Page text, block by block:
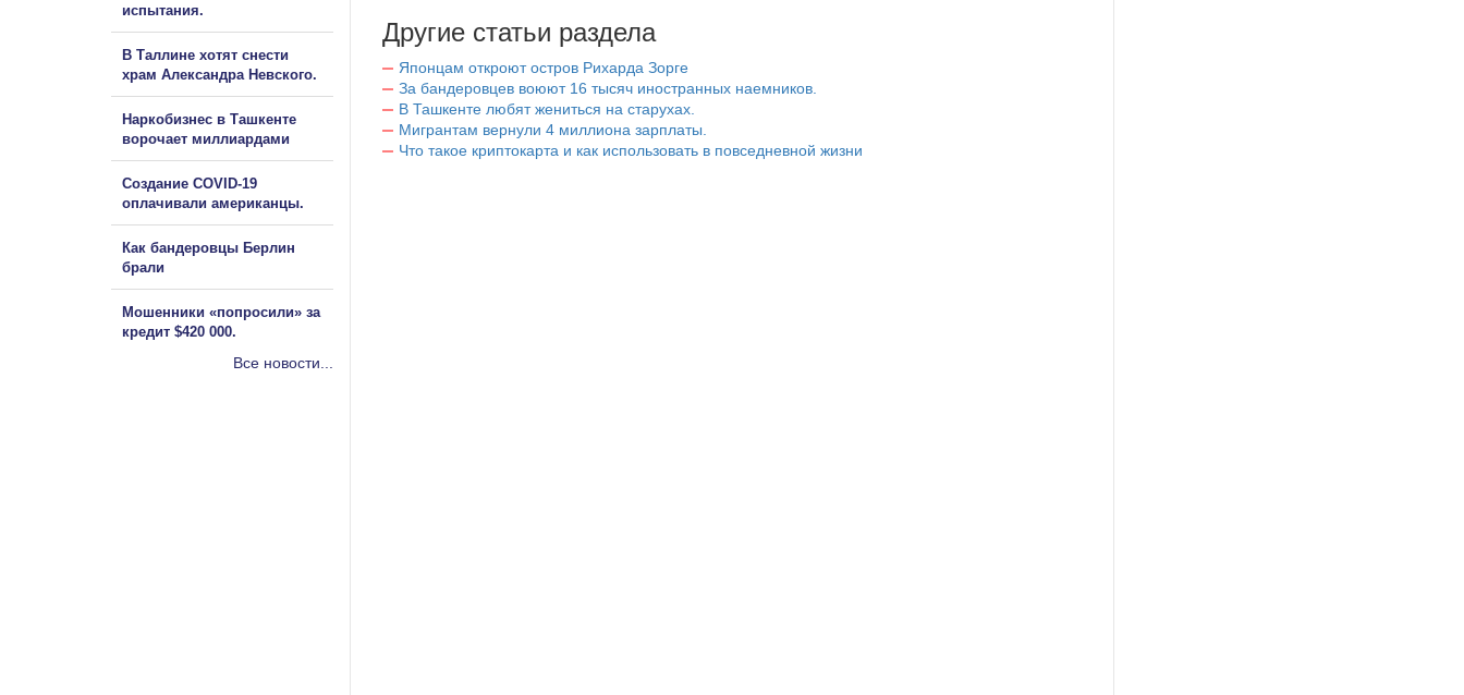
Другие статьи раздела
Японцам откроют остров Рихарда Зорге
За бандеровцев воюют 16 тысяч иностранных наемников.
В Ташкенте любят жениться на старухах.
Мигрантам вернули 4 миллиона зарплаты.
Что такое криптокарта и как использовать в повседневной жизни
испытания.
В Таллине хотят снести
храм Александра Невского.
Наркобизнес в Ташкенте
ворочает миллиардами
Создание COVID-19
оплачивали американцы.
Как бандеровцы Берлин
брали
Мошенники «попросили» за
кредит $420 000.
Все новости...